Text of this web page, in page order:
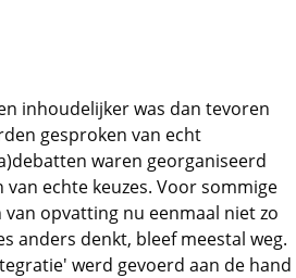
inhoudelijker was dan tevoren
gesproken van echt
waren georganiseerd
echte keuzes. Voor sommige
opvatting nu eenmaal niet zo
anders denkt, bleef meestal weg.
werd gevoerd aan de hand